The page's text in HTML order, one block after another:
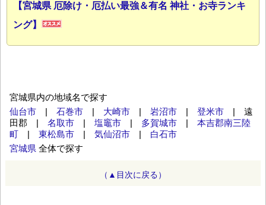
【宮城県 厄除け・厄払い最強＆有名 神社・お寺ランキ
ング】
宮城県内の地域名で探す
仙台市 | 石巻市 | 大崎市 | 岩沼市 | 登米市 | 遠
田郡 | 名取市 | 塩竈市 | 多賀城市 | 本吉郡南三陸
町 | 東松島市 | 気仙沼市 | 白石市
宮城県 全体で探す
（▲目次に戻る）